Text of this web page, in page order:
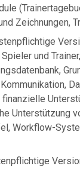
Zeichnungen,
und
Unterstützung
Workflow-